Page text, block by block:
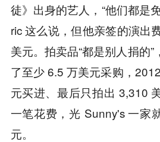
徒》出身的艺人，“他们都是
ric 这么说，但他亲签的演出
美元。拍卖品“都是别人捐的
了至少 6.5 万美元采购，
元买进、最后只拍出 3,310
一笔花费，光 Sunny's 一家
元。